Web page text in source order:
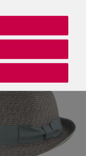
Schutz 50+ (UPF)